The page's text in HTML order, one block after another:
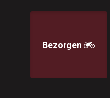
Bezorgen